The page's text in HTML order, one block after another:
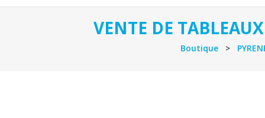
VENTE DE
Boutique>